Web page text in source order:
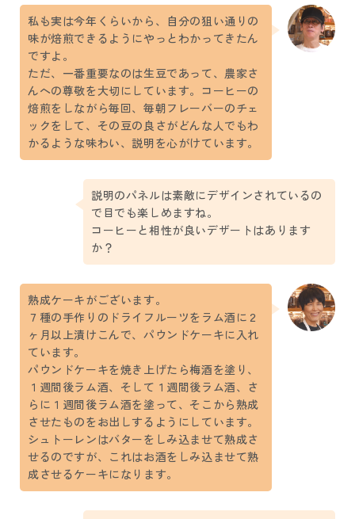
私も実は今年くらいから、自分の狙い通りの
味が焙煎できるようにやっとわかってきたん
ですよ。
ただ、一番重要なのは生豆であって、農家さ
んへの尊敬を大切にしています。コーヒーの
焙煎をしながら毎回、毎朝フレーバーのチェ
ックをして、その豆の良さがどんな人でもわ
かるような味わい、説明を心がけています。
説明のパネルは素敵にデザインされているの
で目でも楽しめますね。
コーヒーと相性が良いデザートはあります
か？
熟成ケーキがございます。
７種の手作りのドライフルーツをラム酒に２
ヶ月以上漬けこんで、パウンドケーキに入れ
ています。
パウンドケーキを焼き上げたら梅酒を塗り、
１週間後ラム酒、そして１週間後ラム酒、さ
らに１週間後ラム酒を塗って、そこから熟成
させたものをお出しするようにしています。
シュトーレンはバターをしみ込ませて熟成さ
せるのですが、これはお酒をしみ込ませて熟
成させるケーキになります。